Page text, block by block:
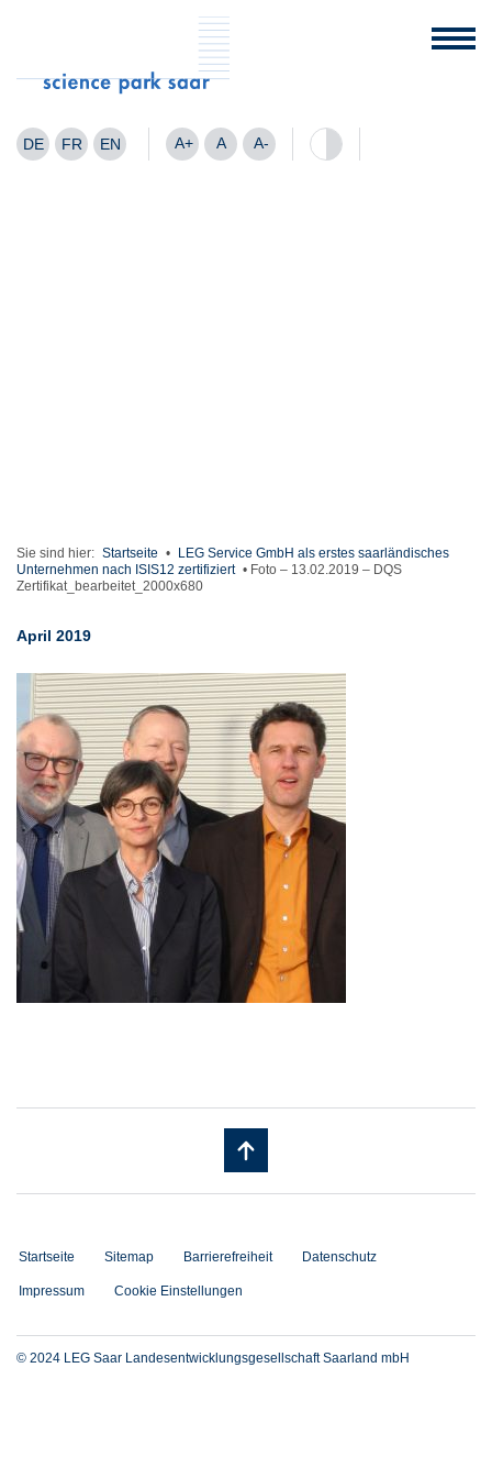
DE FR EN A+ A A-
Sie sind hier: Startseite •
LEG Service GmbH als erstes saarländisches
Unternehmen nach ISIS12 zertifiziert • Foto – 13.02.2019 – DQS
Zertifikat_bearbeitet_2000x680
April 2019
Startseite Sitemap Barrierefreiheit Datenschutz
Impressum Cookie Einstellungen
© 2024 LEG Saar Landesentwicklungsgesellschaft Saarland mbH